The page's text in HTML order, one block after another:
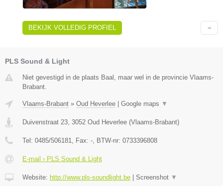
BEKIJK VOLLEDIG PROFIEL
PLS Sound & Light
Niet gevestigd in de plaats Baal, maar wel in de provincie Vlaams-
Brabant.
Vlaams-Brabant » Oud Heverlee Google maps ▼
Duivenstraat 23, 3052 Oud Heverlee (Vlaams-Brabant)
Tel: 0485/506181, Fax: -, BTW-nr: 0733396808
E-mail › PLS Sound & Light
Website: http://www.pls-soundlight.be Screenshot ▼